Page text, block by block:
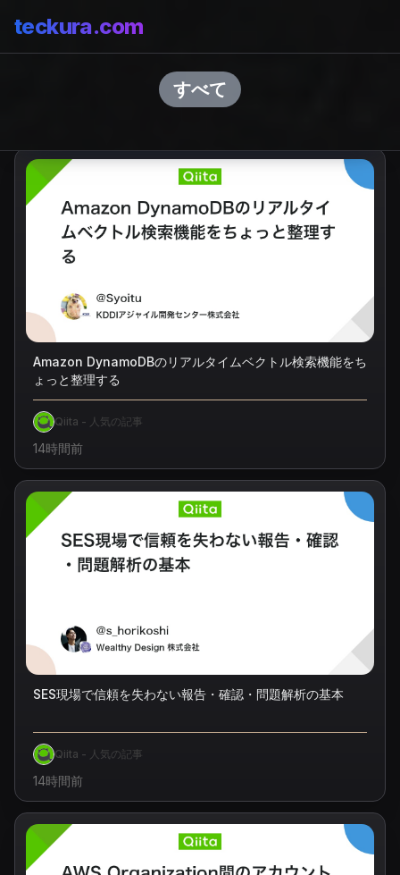
teckura.com
すべて
Amazon DynamoDBのリアルタイムベクトル検索機能をち
ょっと整理する
Qiita - 人気の記事
14時間前
SES現場で信頼を失わない報告・確認・問題解析の基本
Qiita - 人気の記事
14時間前